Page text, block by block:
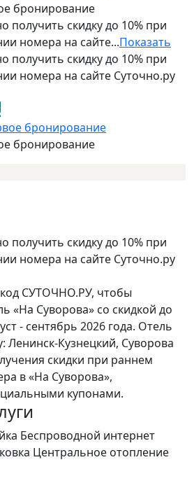
бронирование
скидку до 10% при
номера на сайте...Показать
скидку до 10% при
номера на сайте Суточно.ру
бронирование
скидку до 10% при
номера на сайте Суточно.ру
СУТОЧНО.РУ, чтобы
«На Суворова» со скидкой до
- сентябрь 2026 года. Отель
Ленинск-Кузнецкий, Суворова
скидки при раннем
в «На Суворова»,
купонами.
Беспроводной интернет
Центральное отопление